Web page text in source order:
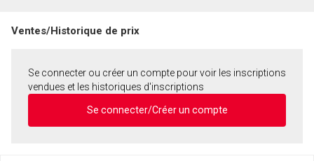
Ventes/Historique de prix
Se connecter ou créer un compte pour voir les inscriptions
vendues et les historiques d'inscriptions
Se connecter/Créer un compte